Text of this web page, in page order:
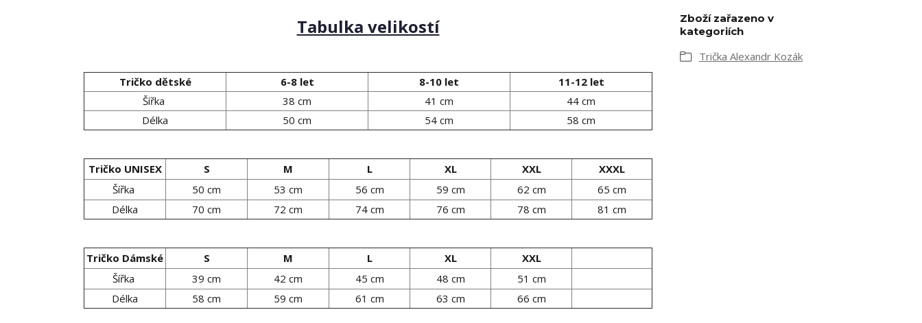
Tabulka velikostí
Tričko dětské 6-8 let 8-10 let
11-12 let
Šířka
38 cm 41 cm
44 cm
Délka
50 cm 54 cm 58 cm
Tričko UNISEX S M L XL XXL
XXXL
Šířka
50 cm 53 cm 56 cm 59 cm 62 cm
65 cm
Délka
70 cm 72 cm 74 cm 76 cm 78 cm 81 cm
Tričko Dámské S M L XL
XXL
Šířka
39 cm 42 cm 45 cm 48 cm
51 cm
Délka
58 cm 59 cm 61 cm 63 cm 66 cm
Zboží zařazeno v
kategoriích
Trička Alexandr Kozák